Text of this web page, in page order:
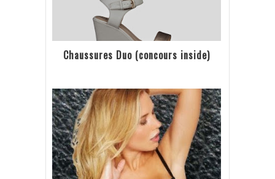
Chaussures Duo (concours inside)